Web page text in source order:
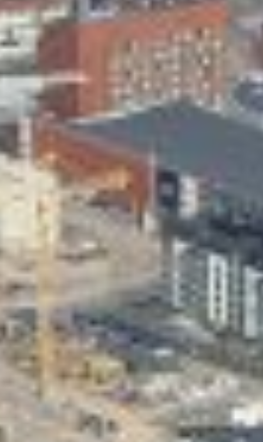
Skeittihalli
Varhaiskasvatus
Ateria- ja välipalamaksut
Mämminiemi
Taideapteekki
Kirjasto
Valon Kaupunki
Lasten Lysti & LystiKylä-festivaali
Ohje
English